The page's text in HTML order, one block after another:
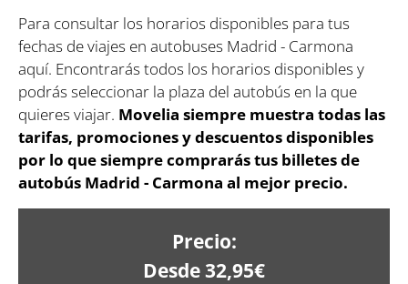
Para consultar los horarios disponibles para tus
fechas de viajes en autobuses Madrid - Carmona
aquí. Encontrarás todos los horarios disponibles y
podrás seleccionar la plaza del autobús en la que
quieres viajar. Movelia siempre muestra todas las
tarifas, promociones y descuentos disponibles
por lo que siempre comprarás tus billetes de
autobús Madrid - Carmona al mejor precio.
Precio:
Desde 32,95€